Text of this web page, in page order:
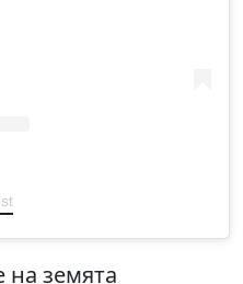
на земята